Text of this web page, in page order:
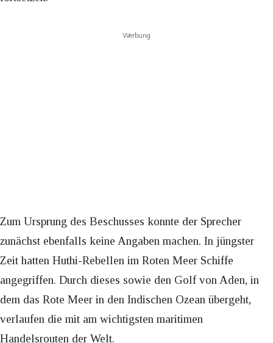
Werbung
Zum Ursprung des Beschusses konnte der Sprecher
zunächst ebenfalls keine Angaben machen. In jüngster
Zeit hatten Huthi-Rebellen im Roten Meer Schiffe
angegriffen. Durch dieses sowie den Golf von Aden, in
dem das Rote Meer in den Indischen Ozean übergeht,
verlaufen die mit am wichtigsten maritimen
Handelsrouten der Welt.